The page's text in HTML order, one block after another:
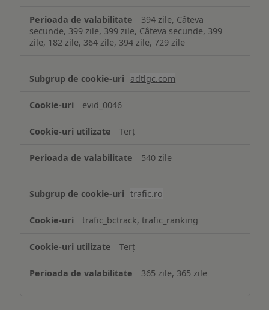
394 zile, Câteva
secunde, 399 zile, 399 zile, Câteva secunde, 399
zile, 182 zile, 364 zile, 394 zile, 729 zile
adtlgc.com
evid_0046
Terț
540 zile
trafic.ro
trafic_bctrack, trafic_ranking
Terț
365 zile, 365 zile